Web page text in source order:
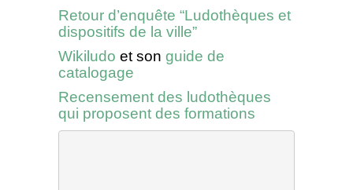
Retour d’enquête “Ludothèques et
dispositifs de la ville”
Wikiludo et son guide de
catalogage
Recensement des ludothèques
qui proposent des formations